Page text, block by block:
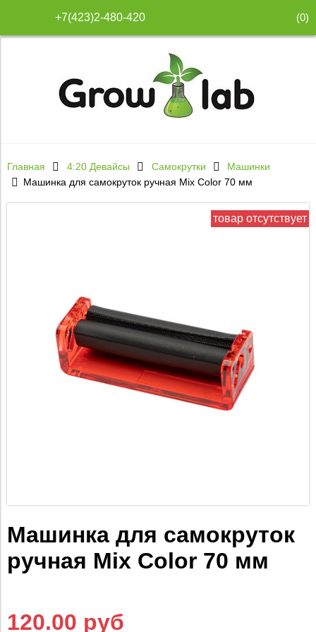
+7(423)2-480-420 (0)
Главная 4:20 Девайсы Самокрутки
Машинки
Машинка для самокруток ручная Mix Color 70 мм
товар отсутствует
Машинка для самокруток
ручная Mix Color 70 мм
120.00 руб